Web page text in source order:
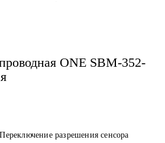
ONE SBM-352-
разрешения сенсора